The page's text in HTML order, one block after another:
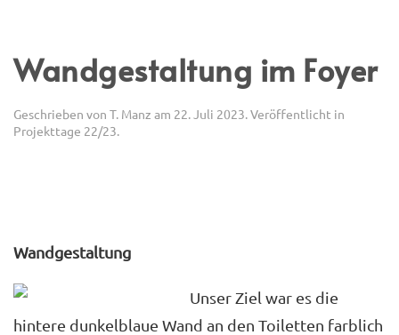
Wandgestaltung im Foyer
Geschrieben von T. Manz am 22. Juli 2023. Veröffentlicht in
Projekttage 22/23.
Wandgestaltung
Unser Ziel war es die
hintere dunkelblaue Wand an den Toiletten farblich